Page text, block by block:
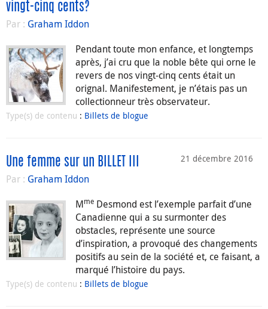
vingt-cinq cents?
Par : Graham Iddon
Pendant toute mon enfance, et longtemps
après, j’ai cru que la noble bête qui orne le
revers de nos vingt-cinq cents était un
orignal. Manifestement, je n’étais pas un
collectionneur très observateur.
Type(s) de contenu : Billets de blogue
21 décembre 2016
Une femme sur un BILLET III
Par : Graham Iddon
Mme Desmond est l’exemple parfait d’une
Canadienne qui a su surmonter des
obstacles, représente une source
d’inspiration, a provoqué des changements
positifs au sein de la société et, ce faisant, a
marqué l’histoire du pays.
Type(s) de contenu : Billets de blogue